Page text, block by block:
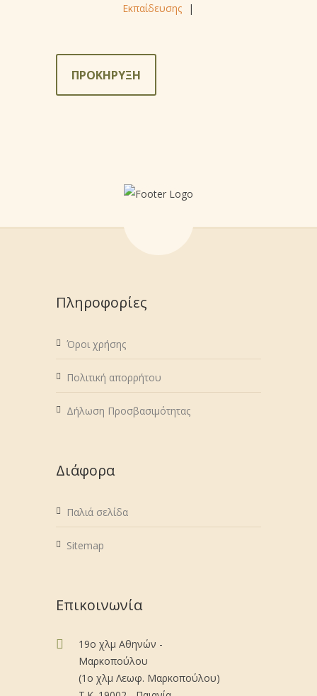
Εκπαίδευσης
|
ΠΡΟΚΗΡΥΞΗ
Πληροφορίες
Όροι χρήσης
Πολιτική απορρήτου
Δήλωση Προσβασιμότητας
Διάφορα
Παλιά σελίδα
Sitemap
Επικοινωνία
19ο χλμ Αθηνών -
Μαρκοπούλου
(1ο χλμ Λεωφ. Μαρκοπούλου)